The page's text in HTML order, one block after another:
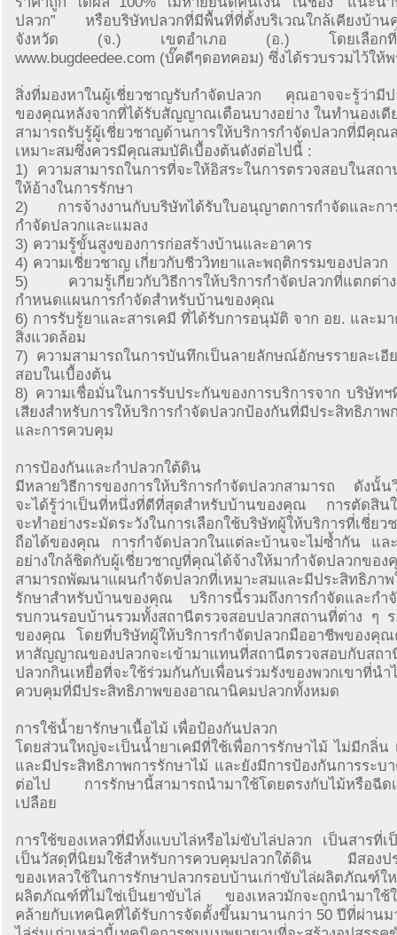
ปลวก” หรือบริษัทปลวกที่มีพื้นที่ที่ตั้งบริเวณใกล้เคียงบ้าน
จังหวัด (จ.) เขตอำเภอ (อ.) โดยเลือกที่เม
www.bugdeedee.com (บั๊คดีๆดอทคอม) ซึ่งได้รวบรวมไว้ให้
สิ่งที่มองหาในผู้เชี่ยวชาญรับกำจัดปลวก คุณอาจจะรู้ว่ามีป
ของคุณหลังจากที่ได้รับสัญญาณเตือนบางอย่าง ในทำนองเ
สามารถรับรู้ผู้เชี่ยวชาญด้านการให้บริการกำจัดปลวกที่มีคุณ
เหมาะสมซึ่งควรมีคุณสมบัติเบื้องต้นดังต่อไปนี้ :
1) ความสามารถในการที่จะให้อิสระในการตรวจสอบในสถ
ให้อ้างในการรักษา
2) การจ้างงานกับบริษัทได้รับใบอนุญาตการกำจัดและกา
กำจัดปลวกและแมลง
3) ความรู้ขั้นสูงของการก่อสร้างบ้านและอาคาร
4) ความเชี่ยวชาญ เกี่ยวกับชีววิทยาและพฤติกรรมของปลวก
5) ความรู้เกี่ยวกับวิธีการให้บริการกำจัดปลวกที่แตกต่าง
กำหนดแผนการกำจัดสำหรับบ้านของคุณ
6) การรับรู้ยาและสารเคมี ที่ได้รับการอนุมัติ จาก อย. และม
สิ่งแวดล้อม
7) ความสามารถในการบันทึกเป็นลายลักษณ์อักษรรายละเอี
สอบในเบื้องต้น
8) ความเชื่อมั่นในการรับประกันของการบริการจาก บริษัท
เสียงสำหรับการให้บริการกำจัดปลวกป้องกันที่มีประสิทธิภาพ
และการควบคุม
การป้องกันและกำปลวกใต้ดิน
มีหลายวิธีการของการให้บริการกำจัดปลวกสามารถ ดังนั้
จะได้รู้ว่าเป็นที่หนึ่งที่ดีที่สุดสำหรับบ้านของคุณ การตัดสินใ
จะทำอย่างระมัดระวังในการเลือกใช้บริษัทผู้ให้บริการที่เชี่ย
ถือได้ของคุณ การกำจัดปลวกในแต่ละบ้านจะไม่ซ้ำกัน แล
อย่างใกล้ชิดกับผู้เชี่ยวชาญที่คุณได้จ้างให้มากำจัดปลว
สามารถพัฒนาแผนกำจัดปลวกที่เหมาะสมและมีประสิทธิภาพ
รักษาสำหรับบ้านของคุณ บริการนี้รวมถึงการกำจัดและกำ
รบกวนรอบบ้านรวมทั้งสถานีตรวจสอบปลวกสถานที่ต่าง ๆ
ของคุณ โดยที่บริษัทผู้ให้บริการกำจัดปลวกมืออาชีพของคุณ
หาสัญญาณของปลวกจะเข้ามาแทนที่สถานีตรวจสอบกับสถา
ปลวกกินเหยื่อที่จะใช้ร่วมกันกับเพื่อนร่วมรังของพวกเขาที่นำ
ควบคุมที่มีประสิทธิภาพของอาณานิคมปลวกทั้งหมด
การใช้น้ำยารักษาเนื้อไม้ เพื่อป้องกันปลวก
โดยส่วนใหญ่จะเป็นน้ำยาเคมีที่ใช้เพื่อการรักษาไม้ ไม่มีกลิ่น
และมีประสิทธิภาพการรักษาไม้ และยังมีการป้องกันการระบ
ต่อไป การรักษานี้สามารถนำมาใช้โดยตรงกับไม้หรือฉีดเ
เปลือย
การใช้ของเหลวที่มีทั้งแบบไล่หรือไม่ขับไล่ปลวก เป็นสารที่เ
เป็นวัสดุที่นิยมใช้สำหรับการควบคุมปลวกใต้ดิน มีสองปร
ของเหลวใช้ในการรักษาปลวกรอบบ้านเก่าขับไล่ผลิตภัณฑ์ใ
ผลิตภัณฑ์ที่ไม่ใช่เป็นยาขับไล่ ของเหลวมักจะถูกนำมาใช้
คล้ายกับเทคนิคที่ได้รับการจัดตั้งขึ้นมานานกว่า 50 ปีที่ผ่านม